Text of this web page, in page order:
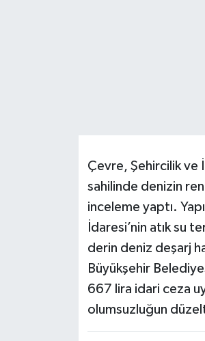
Çevre, Şehircilik ve
sahilinde denizin
inceleme yaptı.
İdaresi’nin atık su
derin deniz deşarj
Büyükşehir
667 lira idari ceza
olumsuzluğun